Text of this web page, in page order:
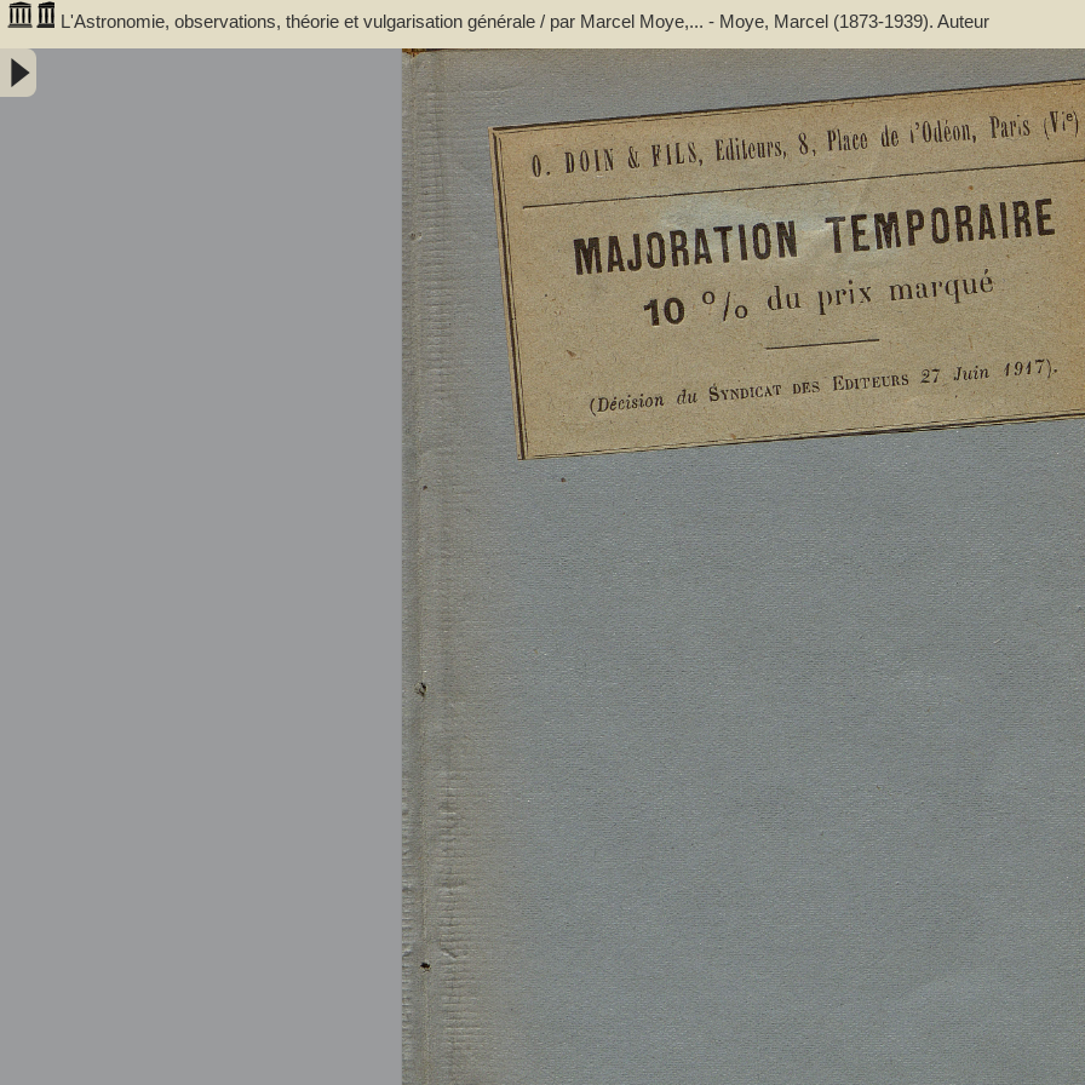
L'Astronomie, observations, théorie et vulgarisation générale / par Marcel Moye,... - Moye, Marcel (1873-1939). Auteur